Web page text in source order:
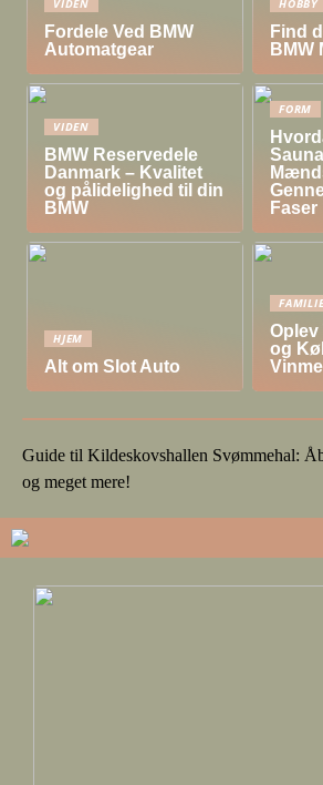
Fordele Ved BMW
Automatgear
Find
BMW
VIDEN
BMW Reservedele
Danmark – Kvalitet
og pålidelighed til din
BMW
FORM
Faser
HJEM
Alt om Slot Auto
Oplev
og
Guide til Kildeskovshallen Svømmehal:
og meget mere!